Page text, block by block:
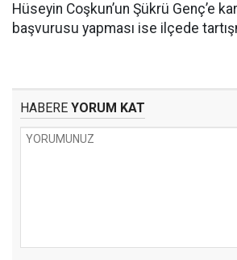
Hüseyin Coşkun’un Şükrü Genç’e
başvurusu yapması ise ilçede
HABERE YORUM KAT